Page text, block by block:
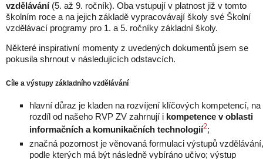
vzdělávání(5. až 9. ročník). Oba vstupují v platnost již v tomto
školním roce a na jejich základě vypracovávají školy své Školní
vzdělávací programy pro 1. a 5. ročníky základní školy.
Některé inspirativní momenty z uvedených dokumentů jsem se
pokusila shrnout v následujících odstavcích.
Cíle a výstupy základního vzdělávání
hlavní důraz je kladen na rozvíjení klíčových kompetencí, na
rozdíl od našeho RVP ZV zahrnují i kompetence v oblasti
informačních a komunikačních technologií2;
značná pozornost je věnovaná formulaci výstupů vzdělávání,
podle kterých má být následně vybíráno učivo; výstup